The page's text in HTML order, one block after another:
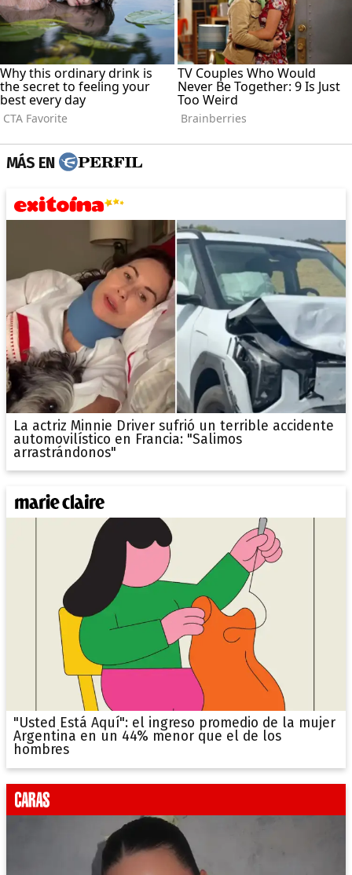
MÁS EN
La actriz Minnie Driver sufrió un terrible accidente
automovilístico en Francia: "Salimos
arrastrándonos"
"Usted Está Aquí": el ingreso promedio de la mujer
Argentina en un 44% menor que el de los
hombres